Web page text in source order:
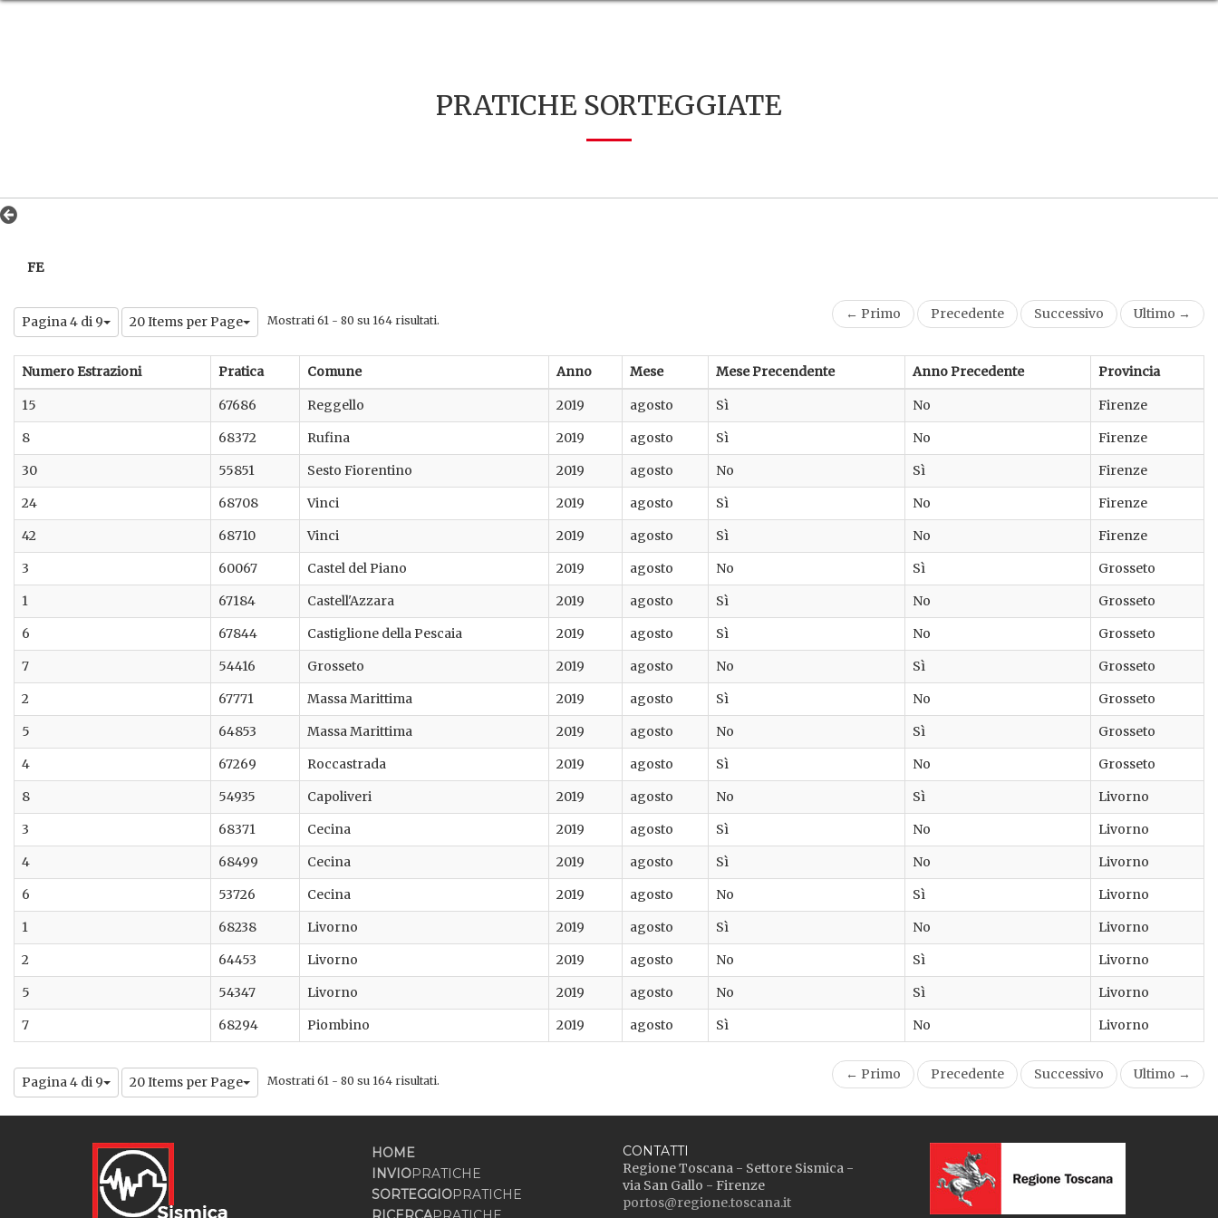
PRATICHE SORTEGGIATE
FE
Pagina 4 di 9 20 Items per Page Mostrati 61 - 80 su 164 risultati. ← Primo Precedente Successivo Ultimo →
Numero Estrazioni Pratica Comune Anno Mese Mese Precendente Anno Precedente Provincia
15 67686 Reggello 2019 agosto Sì No
Firenze
8
68372 Rufina 2019 agosto Sì No
Firenze
30
55851 Sesto Fiorentino 2019 agosto No Sì
Firenze
24
68708 Vinci 2019 agosto Sì No
Firenze
42
68710 Vinci 2019 agosto Sì No
Firenze
3
60067 Castel del Piano 2019 agosto No Sì
Grosseto
1
67184 Castell'Azzara 2019 agosto Sì No
Grosseto
6
67844 Castiglione della Pescaia 2019 agosto Sì No
Grosseto
7
54416 Grosseto 2019 agosto No Sì
Grosseto
2
67771 Massa Marittima 2019 agosto Sì No
Grosseto
5
64853 Massa Marittima 2019 agosto No Sì
Grosseto
4
67269 Roccastrada 2019 agosto Sì No
Grosseto
8
54935 Capoliveri 2019 agosto No Sì
Livorno
3
68371 Cecina 2019 agosto Sì No
Livorno
4
68499 Cecina 2019 agosto Sì No
Livorno
6
53726 Cecina 2019 agosto No Sì
Livorno
1
68238 Livorno 2019 agosto Sì No
Livorno
2
64453 Livorno 2019 agosto No Sì
Livorno
5
54347 Livorno 2019 agosto No Sì
Livorno
7
68294 Piombino 2019 agosto Sì No Livorno
Pagina 4 di 9 20 Items per Page Mostrati 61 - 80 su 164 risultati. ← Primo Precedente Successivo Ultimo →
HOME
INVIOPRATICHE
SORTEGGIOPRATICHE
CONTATTI
Regione Toscana - Settore Sismica -
via San Gallo - Firenze
portos@regione.toscana.it